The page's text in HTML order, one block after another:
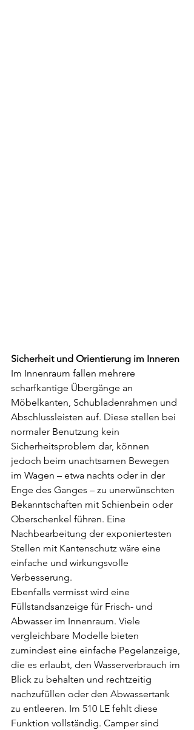
Sicherheit und Orientierung im Inneren
Im Innenraum fallen mehrere
scharfkantige Übergänge an
Möbelkanten, Schubladenrahmen und
Abschlussleisten auf. Diese stellen bei
normaler Benutzung kein
Sicherheitsproblem dar, können
jedoch beim unachtsamen Bewegen
im Wagen – etwa nachts oder in der
Enge des Ganges – zu unerwünschten
Bekanntschaften mit Schienbein oder
Oberschenkel führen. Eine
Nachbearbeitung der exponiertesten
Stellen mit Kantenschutz wäre eine
einfache und wirkungsvolle
Verbesserung.
Ebenfalls vermisst wird eine
Füllstandsanzeige für Frisch- und
Abwasser im Innenraum. Viele
vergleichbare Modelle bieten
zumindest eine einfache Pegelanzeige,
die es erlaubt, den Wasserverbrauch im
Blick zu behalten und rechtzeitig
nachzufüllen oder den Abwassertank
zu entleeren. Im 510 LE fehlt diese
Funktion vollständig. Camper sind